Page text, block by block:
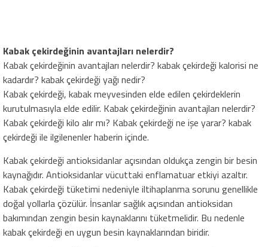
Kabak çekirdeğinin avantajları nelerdir?
Kabak çekirdeğinin avantajları nelerdir? kabak çekirdeği kalorisi ne
kadardır? kabak çekirdeği yağı nedir?
Kabak çekirdeği, kabak meyvesinden elde edilen çekirdeklerin
kurutulmasıyla elde edilir. Kabak çekirdeğinin avantajları nelerdir?
Kabak çekirdeği kilo alır mı? Kabak çekirdeği ne işe yarar? kabak
çekirdeği ile ilgilenenler haberin içinde.
Kabak çekirdeği antioksidanlar açısından oldukça zengin bir besin
kaynağıdır. Antioksidanlar vücuttaki enflamatuar etkiyi azaltır.
Kabak çekirdeği tüketimi nedeniyle iltihaplanma sorunu genellikle
doğal yollarla çözülür. İnsanlar sağlık açısından antioksidan
bakımından zengin besin kaynaklarını tüketmelidir. Bu nedenle
kabak çekirdeği en uygun besin kaynaklarından biridir.